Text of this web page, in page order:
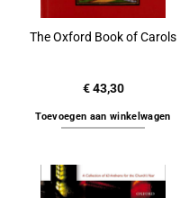
The Oxford Book of Carols
€43,30
Toevoegen aan winkelwagen